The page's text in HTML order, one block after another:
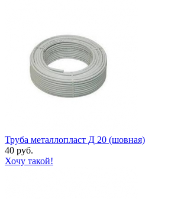
Труба металлопласт Д 20 (шовная)
40 руб.
Хочу такой!